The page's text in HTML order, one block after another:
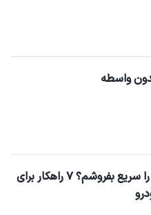
واسطه
چگونه ماشینم را سریع بفروشم؟ ۷ راهکار برای